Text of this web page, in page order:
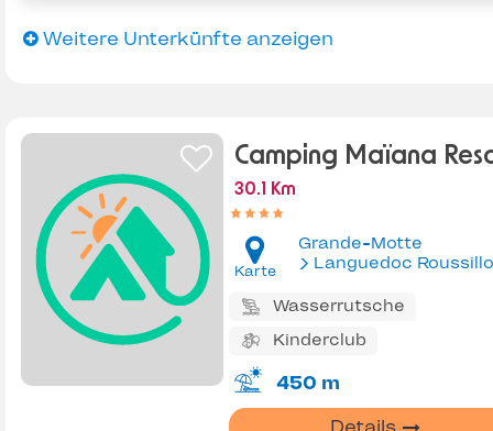
Weitere Unterkünfte anzeigen
Camping Maïana
30.1 Km
Karte
Grande-Motte
Languedoc
Wasserrutsche
Kinderclub
450 m